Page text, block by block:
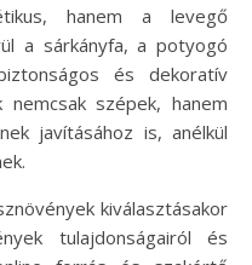
hanem a levegő
a sárkányfa, a potyogó
és dekoratív
szépek, hanem
javításához is, anélkül
kiválasztásakor
tulajdonságairól és